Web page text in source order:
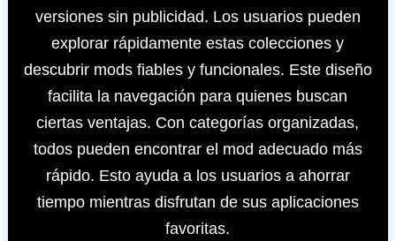
versiones sin publicidad. Los usuarios pueden
explorar rápidamente estas colecciones y
descubrir mods fiables y funcionales. Este diseño
facilita la navegación para quienes buscan
ciertas ventajas. Con categorías organizadas,
todos pueden encontrar el mod adecuado más
rápido. Esto ayuda a los usuarios a ahorrar
tiempo mientras disfrutan de sus aplicaciones
favoritas.